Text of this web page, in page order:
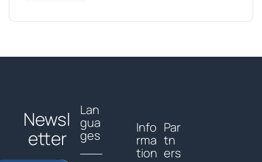
Newsl
etter
Lan
gua
ges
Info
rma
tion
Par
tn
ers